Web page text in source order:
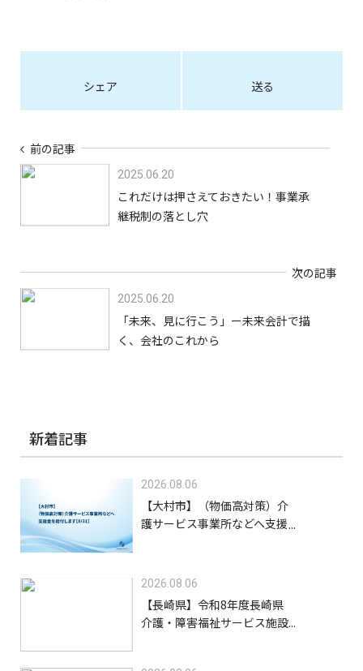
シェア 送る
前の記事
2025.06.20
これだけは押さえておきたい！事業承
継税制の落とし穴
次の記事
2025.06.20
「未来、見に行こう」ー未来会計で描
く、会社のこれから
新着記事
2026.08.06
【大村市】（物価高対策）介
護サービス事業所などへ支援
2026.08.06
【長崎県】令和8年度長崎県
介護・障害福祉サービス施設